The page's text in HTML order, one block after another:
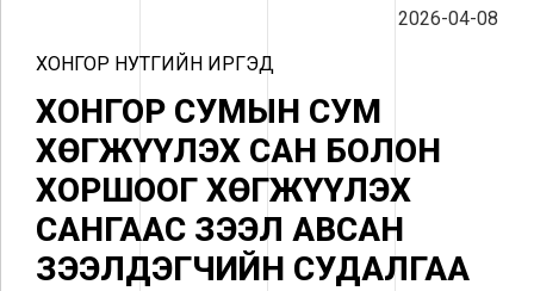
2026-04-08
ХОНГОР НУТГИЙН ИРГЭД
ХОНГОР СУМЫН СУМ
ХӨГЖҮҮЛЭХ САН БОЛОН
ХОРШООГ ХӨГЖҮҮЛЭХ
САНГААС ЗЭЭЛ АВСАН
ЗЭЭЛДЭГЧИЙН СУДАЛГАА